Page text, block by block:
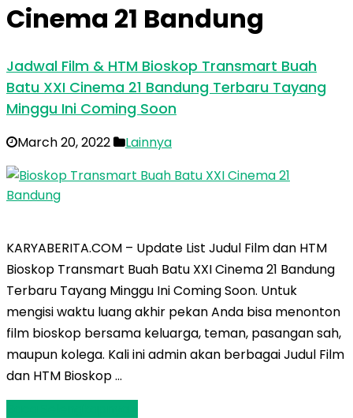
Cinema 21 Bandung
Jadwal Film & HTM Bioskop Transmart Buah
Batu XXI Cinema 21 Bandung Terbaru Tayang
Minggu Ini Coming Soon
March 20, 2022 Lainnya
KARYABERITA.COM – Update List Judul Film dan HTM
Bioskop Transmart Buah Batu XXI Cinema 21 Bandung
Terbaru Tayang Minggu Ini Coming Soon. Untuk
mengisi waktu luang akhir pekan Anda bisa menonton
film bioskop bersama keluarga, teman, pasangan sah,
maupun kolega. Kali ini admin akan berbagai Judul Film
dan HTM Bioskop …